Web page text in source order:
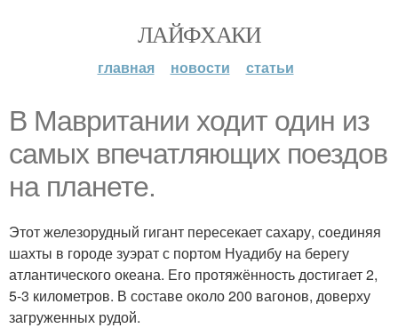
ЛАЙФХАКИ
главная новости статьи
В Мавритании ходит один из
самых впечатляющих поездов
на планете.
Этот железорудный гигант пересекает сахару, соединяя
шахты в городе зуэрат с портом Нуадибу на берегу
атлантического океана. Его протяжённость достигает 2,
5-3 километров. В составе около 200 вагонов, доверху
загруженных рудой.